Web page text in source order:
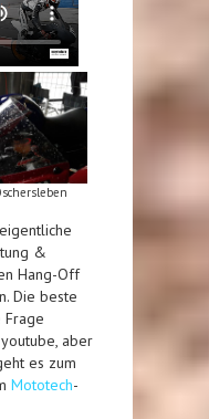
&
Hang-Off
Die beste
Frage
aber
es zum
Mototech-